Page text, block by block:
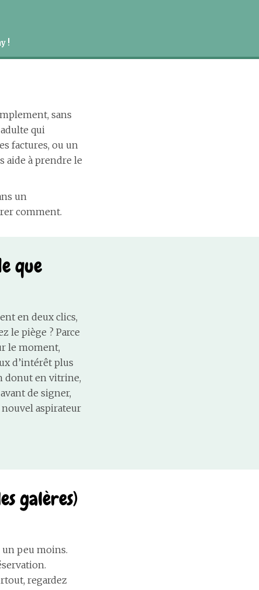
!
sans
qui
factures, ou un
aide à prendre le
un
comment.
que
en deux clics,
le piège ? Parce
le moment,
d’intérêt plus
donut en vitrine,
de signer,
aspirateur
galères)
un peu moins.
regardez